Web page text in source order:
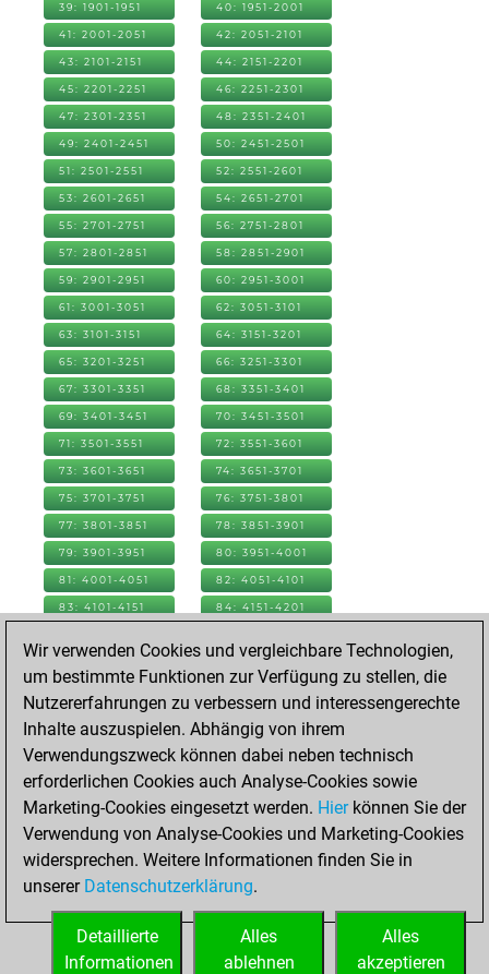
39: 1901-1951 40: 1951-2001
41: 2001-2051 42: 2051-2101
43: 2101-2151 44: 2151-2201
45: 2201-2251 46: 2251-2301
47: 2301-2351 48: 2351-2401
49: 2401-2451 50: 2451-2501
51: 2501-2551 52: 2551-2601
53: 2601-2651 54: 2651-2701
55: 2701-2751 56: 2751-2801
57: 2801-2851 58: 2851-2901
59: 2901-2951 60: 2951-3001
61: 3001-3051 62: 3051-3101
63: 3101-3151 64: 3151-3201
65: 3201-3251 66: 3251-3301
67: 3301-3351 68: 3351-3401
69: 3401-3451 70: 3451-3501
71: 3501-3551 72: 3551-3601
73: 3601-3651 74: 3651-3701
75: 3701-3751 76: 3751-3801
77: 3801-3851 78: 3851-3901
79: 3901-3951 80: 3951-4001
81: 4001-4051 82: 4051-4101
83: 4101-4151 84: 4151-4201
88: 4351-4401
90: 4451-4501
91: 4501-4551
97: 4801-4851 98: 4851-4901
99: 4901-4951 100: 4951-5001
101: 5001-5051 102: 5051-5101
103: 5101-5151 104: 5151-5201
107: 5301-5309
Wir verwenden Cookies und vergleichbare Technologien,
um bestimmte Funktionen zur Verfügung zu stellen, die
Nutzererfahrungen zu verbessern und interessengerechte
Inhalte auszuspielen. Abhängig von ihrem
Verwendungszweck können dabei neben technisch
erforderlichen Cookies auch Analyse-Cookies sowie
Marketing-Cookies eingesetzt werden. Hierkönnen Sie der
Verwendung von Analyse-Cookies und Marketing-Cookies
widersprechen. Weitere Informationen finden Sie in
unserer Datenschutzerklärung.
Alles
akzeptieren
Alles
ablehnen
Detaillierte
Informationen